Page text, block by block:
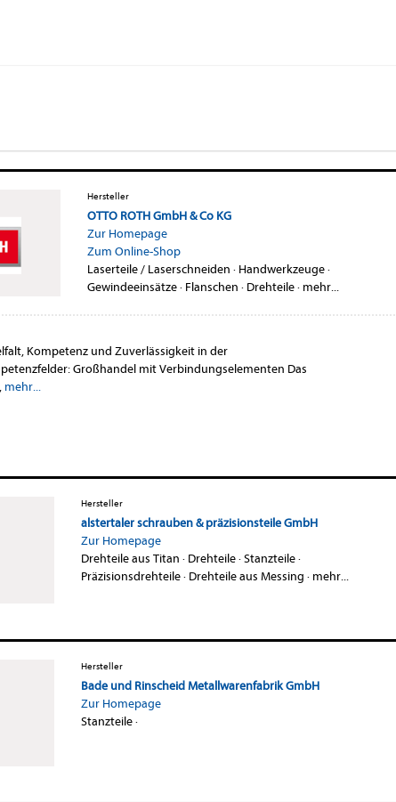
Hersteller
OTTO ROTH GmbH & Co KG
Zur Homepage
Zum Online-Shop
Laserteile / Laserschneiden · Handwerkzeuge·
Gewindeeinsätze· Flanschen · Drehteile· mehr...
Kompetenz und Zuverlässigkeit in der
Großhandel mit Verbindungselementen Das
mehr...
Hersteller
alstertaler schrauben & präzisionsteile GmbH
Zur Homepage
Drehteile aus Titan · Drehteile·Stanzteile·
Präzisionsdrehteile· Drehteile aus Messing · mehr...
Hersteller
Bade und Rinscheid Metallwarenfabrik GmbH
Zur Homepage
Stanzteile·